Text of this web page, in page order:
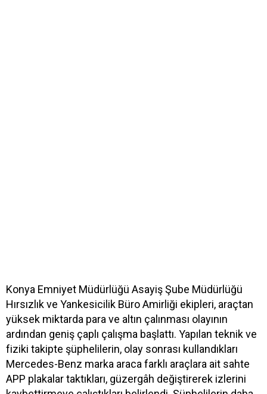
Konya Emniyet Müdürlüğü Asayiş Şube Müdürlüğü
Hırsızlık ve Yankesicilik Büro Amirliği ekipleri, araçtan
yüksek miktarda para ve altın çalınması olayının
ardından geniş çaplı çalışma başlattı. Yapılan teknik ve
fiziki takipte şüphelilerin, olay sonrası kullandıkları
Mercedes-Benz marka araca farklı araçlara ait sahte
APP plakalar taktıkları, güzergâh değiştirerek izlerini